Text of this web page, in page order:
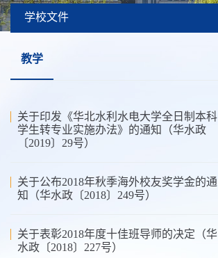
学校文件
教学
关于印发《华北水利水电大学全日制本科
学生转专业实施办法》的通知（华水政
〔2019〕29号）
关于公布2018年秋季海外校友奖学金的通
知（华水政〔2018〕249号）
关于表彰2018年度十佳班导师的决定（华
水政〔2018〕227号）